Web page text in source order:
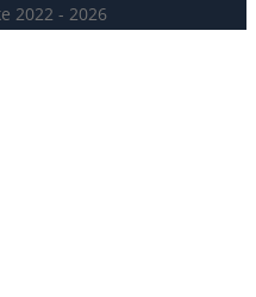
2022 - 2026